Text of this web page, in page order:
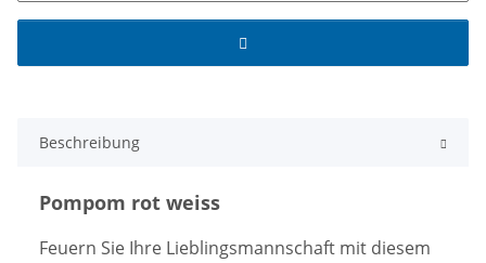
Beschreibung
Pompom rot weiss
Feuern Sie Ihre Lieblingsmannschaft mit diesem